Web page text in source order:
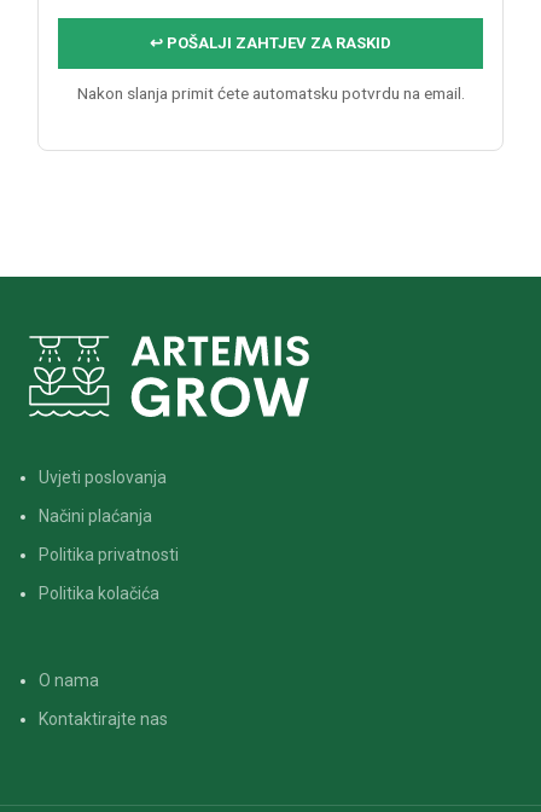
↩ POŠALJI ZAHTJEV ZA RASKID
Nakon slanja primit ćete automatsku potvrdu na email.
Uvjeti poslovanja
Načini plaćanja
Politika privatnosti
Politika kolačića
O nama
Kontaktirajte nas